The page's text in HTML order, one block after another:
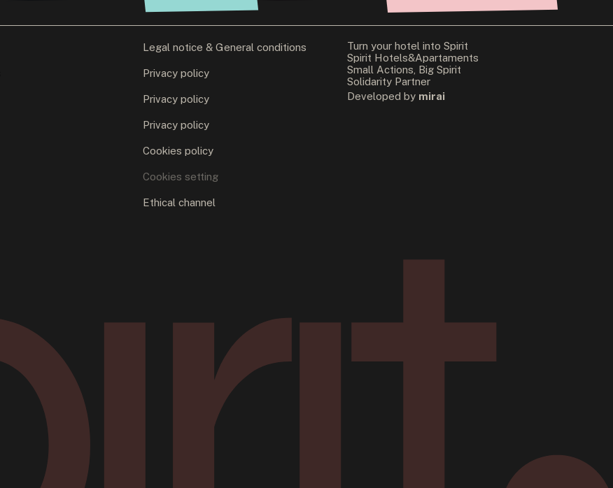
Legal notice & General conditions
Privacy policy
Privacy policy
Privacy policy
Cookies policy
Cookies setting
Ethical channel
Turn your hotel into Spirit
Spirit Hotels&Apartaments
Small Actions, Big Spirit
Solidarity Partner
Developed by mirai